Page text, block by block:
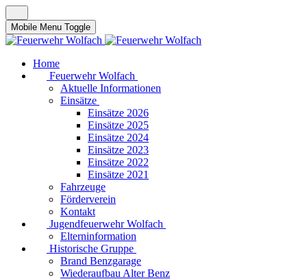
Mobile Menu Toggle
Home
Feuerwehr Wolfach
Aktuelle Informationen
Einsätze
Einsätze 2026
Einsätze 2025
Einsätze 2024
Einsätze 2023
Einsätze 2022
Einsätze 2021
Fahrzeuge
Förderverein
Kontakt
Jugendfeuerwehr Wolfach
Elterninformation
Historische Gruppe
Brand Benzgarage
Wiederaufbau Alter Benz